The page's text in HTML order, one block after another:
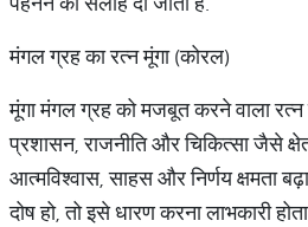
मंगल ग्रह का रत्न मूंगा (कोरल)
मूंगा मंगल ग्रह को मजबूत करने वाला
प्रशासन, राजनीति और चिकित्सा जैसे
आत्मविश्वास, साहस और निर्णय क्षमता
दोष हो, तो इसे धारण करना लाभकारी